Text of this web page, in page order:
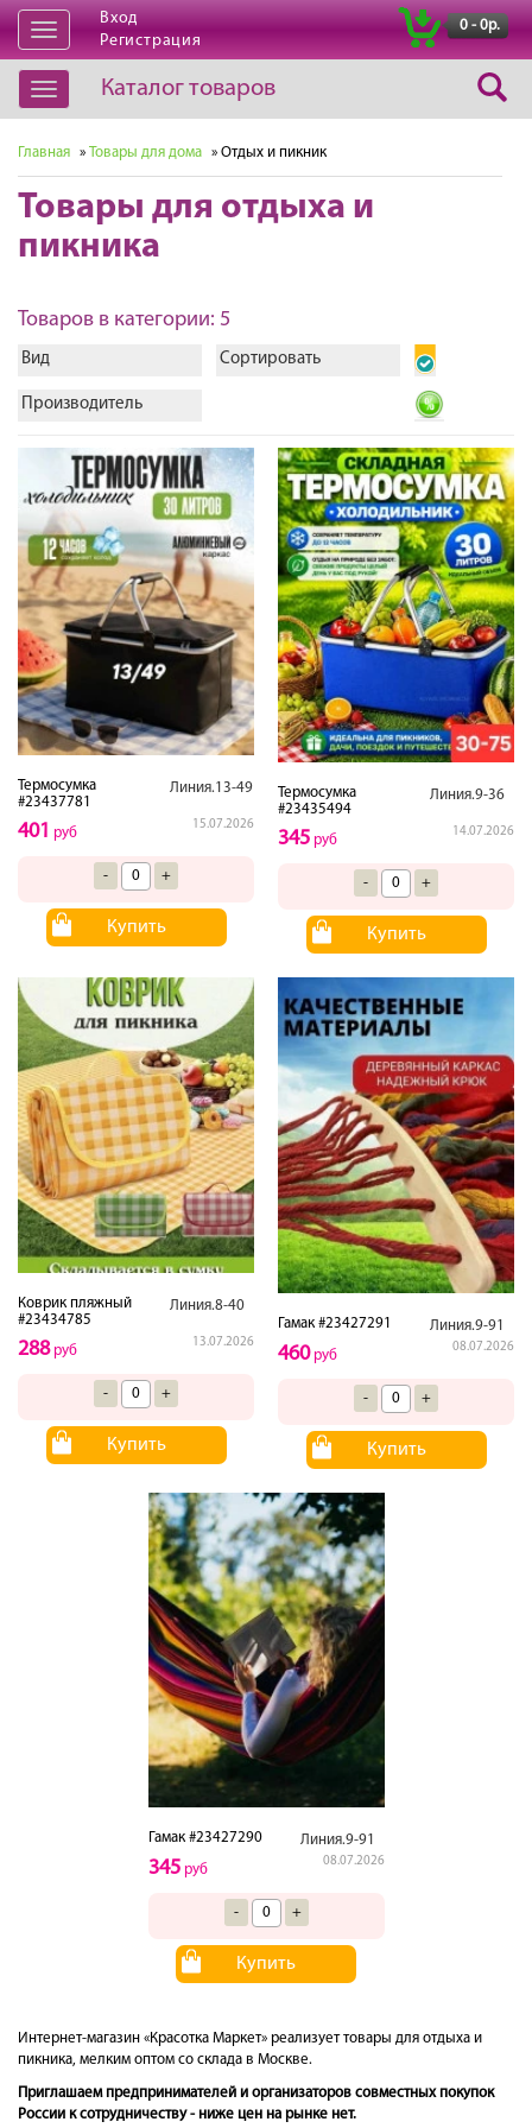
Открыть
навигацию
Вход
Регистрация
0 - 0р.
Открыть
навигацию
Каталог товаров
Главная » Товары для дома » Отдых и пикник
Товары для отдыха и
пикника
Товаров в категории: 5
Вид Сортировать
Производитель
Термосумка
#23437781
Линия.13-49
15.07.2026
401 руб
- +
Купить
Термосумка
#23435494
Линия.9-36
14.07.2026
345 руб
- +
Купить
Коврик пляжный
#23434785
Линия.8-40
13.07.2026
288руб
- +
Купить
Гамак #23427291 Линия.9-91
08.07.2026
460руб
- +
Купить
Гамак #23427290 Линия.9-91
08.07.2026
345руб
- +
Купить
Интернет-магазин «Красотка Маркет» реализует товары для отдыха и
пикника, мелким оптом со склада в Москве.
Приглашаем предпринимателей и организаторов совместных покупок
России к сотрудничеству - ниже цен на рынке нет.